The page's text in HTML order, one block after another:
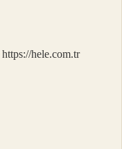
https://hele.com.tr